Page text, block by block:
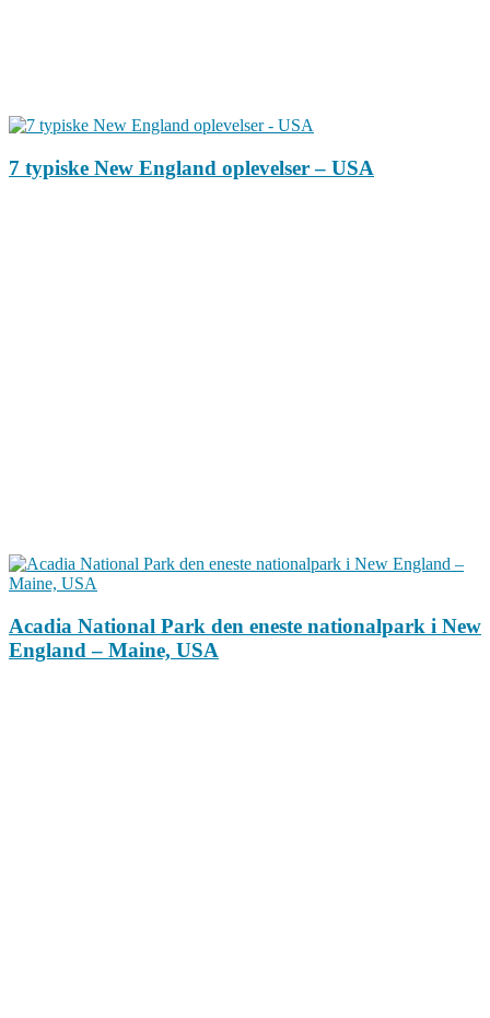
7 typiske New England oplevelser – USA
Acadia National Park den eneste nationalpark i New
England – Maine, USA